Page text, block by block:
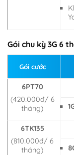
Gói chu kỳ 3G 6
Gói cước
6PT70
(420.000đ/ 6
tháng)
6TK135
(810.000đ/ 6
tháng)